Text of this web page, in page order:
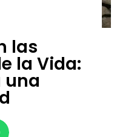
las
la Vida:
una